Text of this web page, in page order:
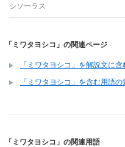
シソーラス
「ミワタヨシコ」の関連ページ
「ミワタヨシコ」を解説文に
「ミワタヨシコ」を含む用語の
「ミワタヨシコ」の関連用語